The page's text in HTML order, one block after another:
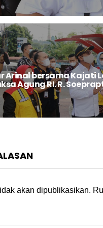
Arinal bersama Kajati
Agung RI. R.
akan dipublikasikan.